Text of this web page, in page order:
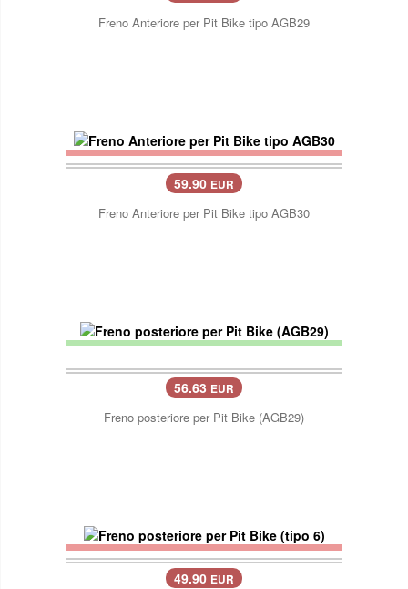
Freno Anteriore per Pit Bike tipo AGB29
59.90 EUR
Freno Anteriore per Pit Bike tipo AGB30
56.63 EUR
Freno posteriore per Pit Bike (AGB29)
49.90 EUR